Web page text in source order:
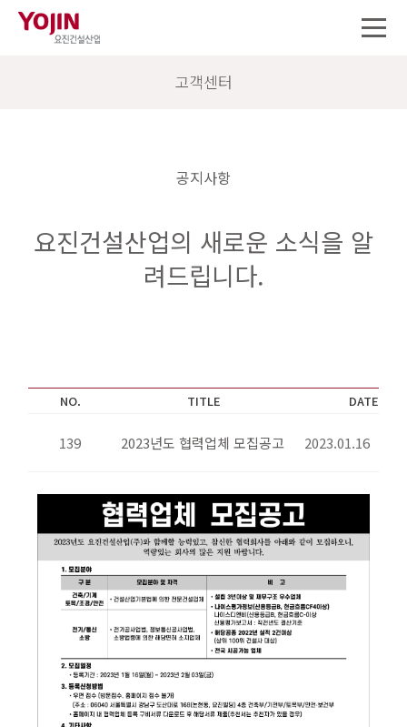
고객센터
공지사항
요진건설산업의 새로운 소식을 알
려드립니다.
NO. TITLE DATE
139 2023년도 협력업체 모집공고 2023.01.16